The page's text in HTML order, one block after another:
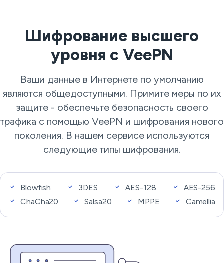
Шифрование высшего
уровня с VeePN
Ваши данные в Интернете по умолчанию
являются общедоступными. Примите меры по их
защите - обеспечьте безопасность своего
трафика с помощью VeePN и шифрования нового
поколения. В нашем сервисе используются
следующие типы шифрования.
Blowfish 3DES AES-128
AES-256
ChaCha20
Salsa20 MPPE Camellia